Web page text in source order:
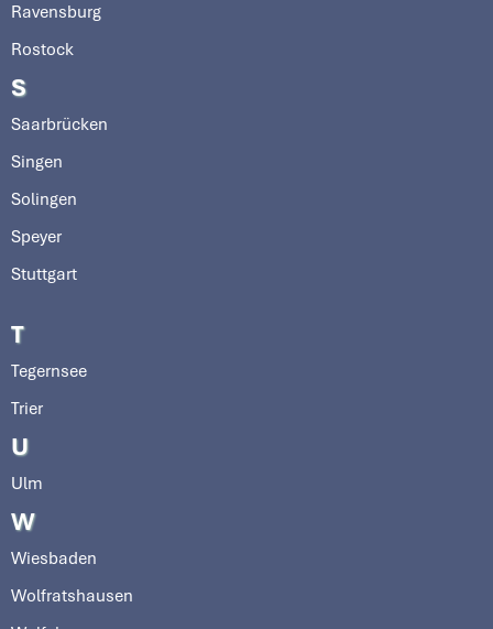
Ravensburg
Rostock
S
Saarbrücken
Singen
Solingen
Speyer
Stuttgart
T
Tegernsee
Trier
U
Ulm
W
Wiesbaden
Wolfratshausen